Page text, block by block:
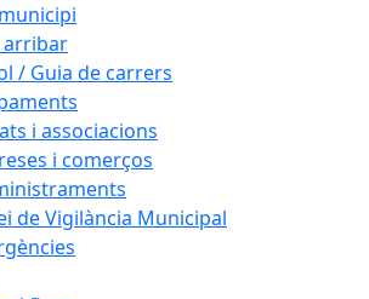
arribar
/ Guia de carrers
i associacions
i comerços
de Vigilància Municipal